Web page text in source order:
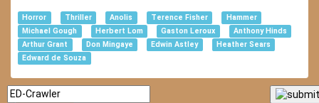
Horror Thriller Anolis Terence Fisher
Hammer
Michael Gough
Herbert Lom Gaston Leroux
Anthony Hinds
Arthur Grant
Don Mingaye Edwin Astley
Heather Sears
Edward de Souza